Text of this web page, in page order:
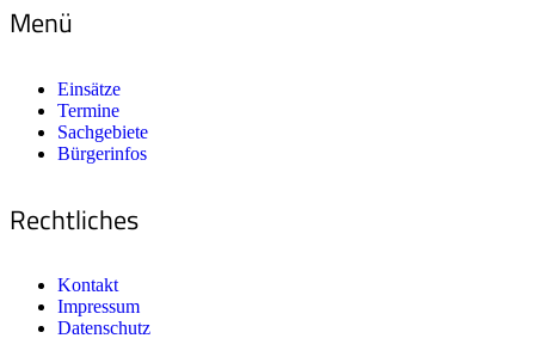
Menü
Einsätze
Termine
Sachgebiete
Bürgerinfos
Rechtliches
Kontakt
Impressum
Datenschutz